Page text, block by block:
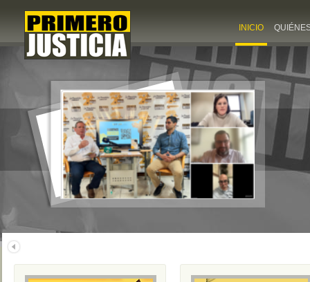
INICIO